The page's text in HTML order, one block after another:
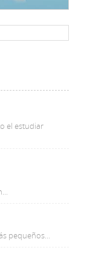
el estudiar
pequeños...